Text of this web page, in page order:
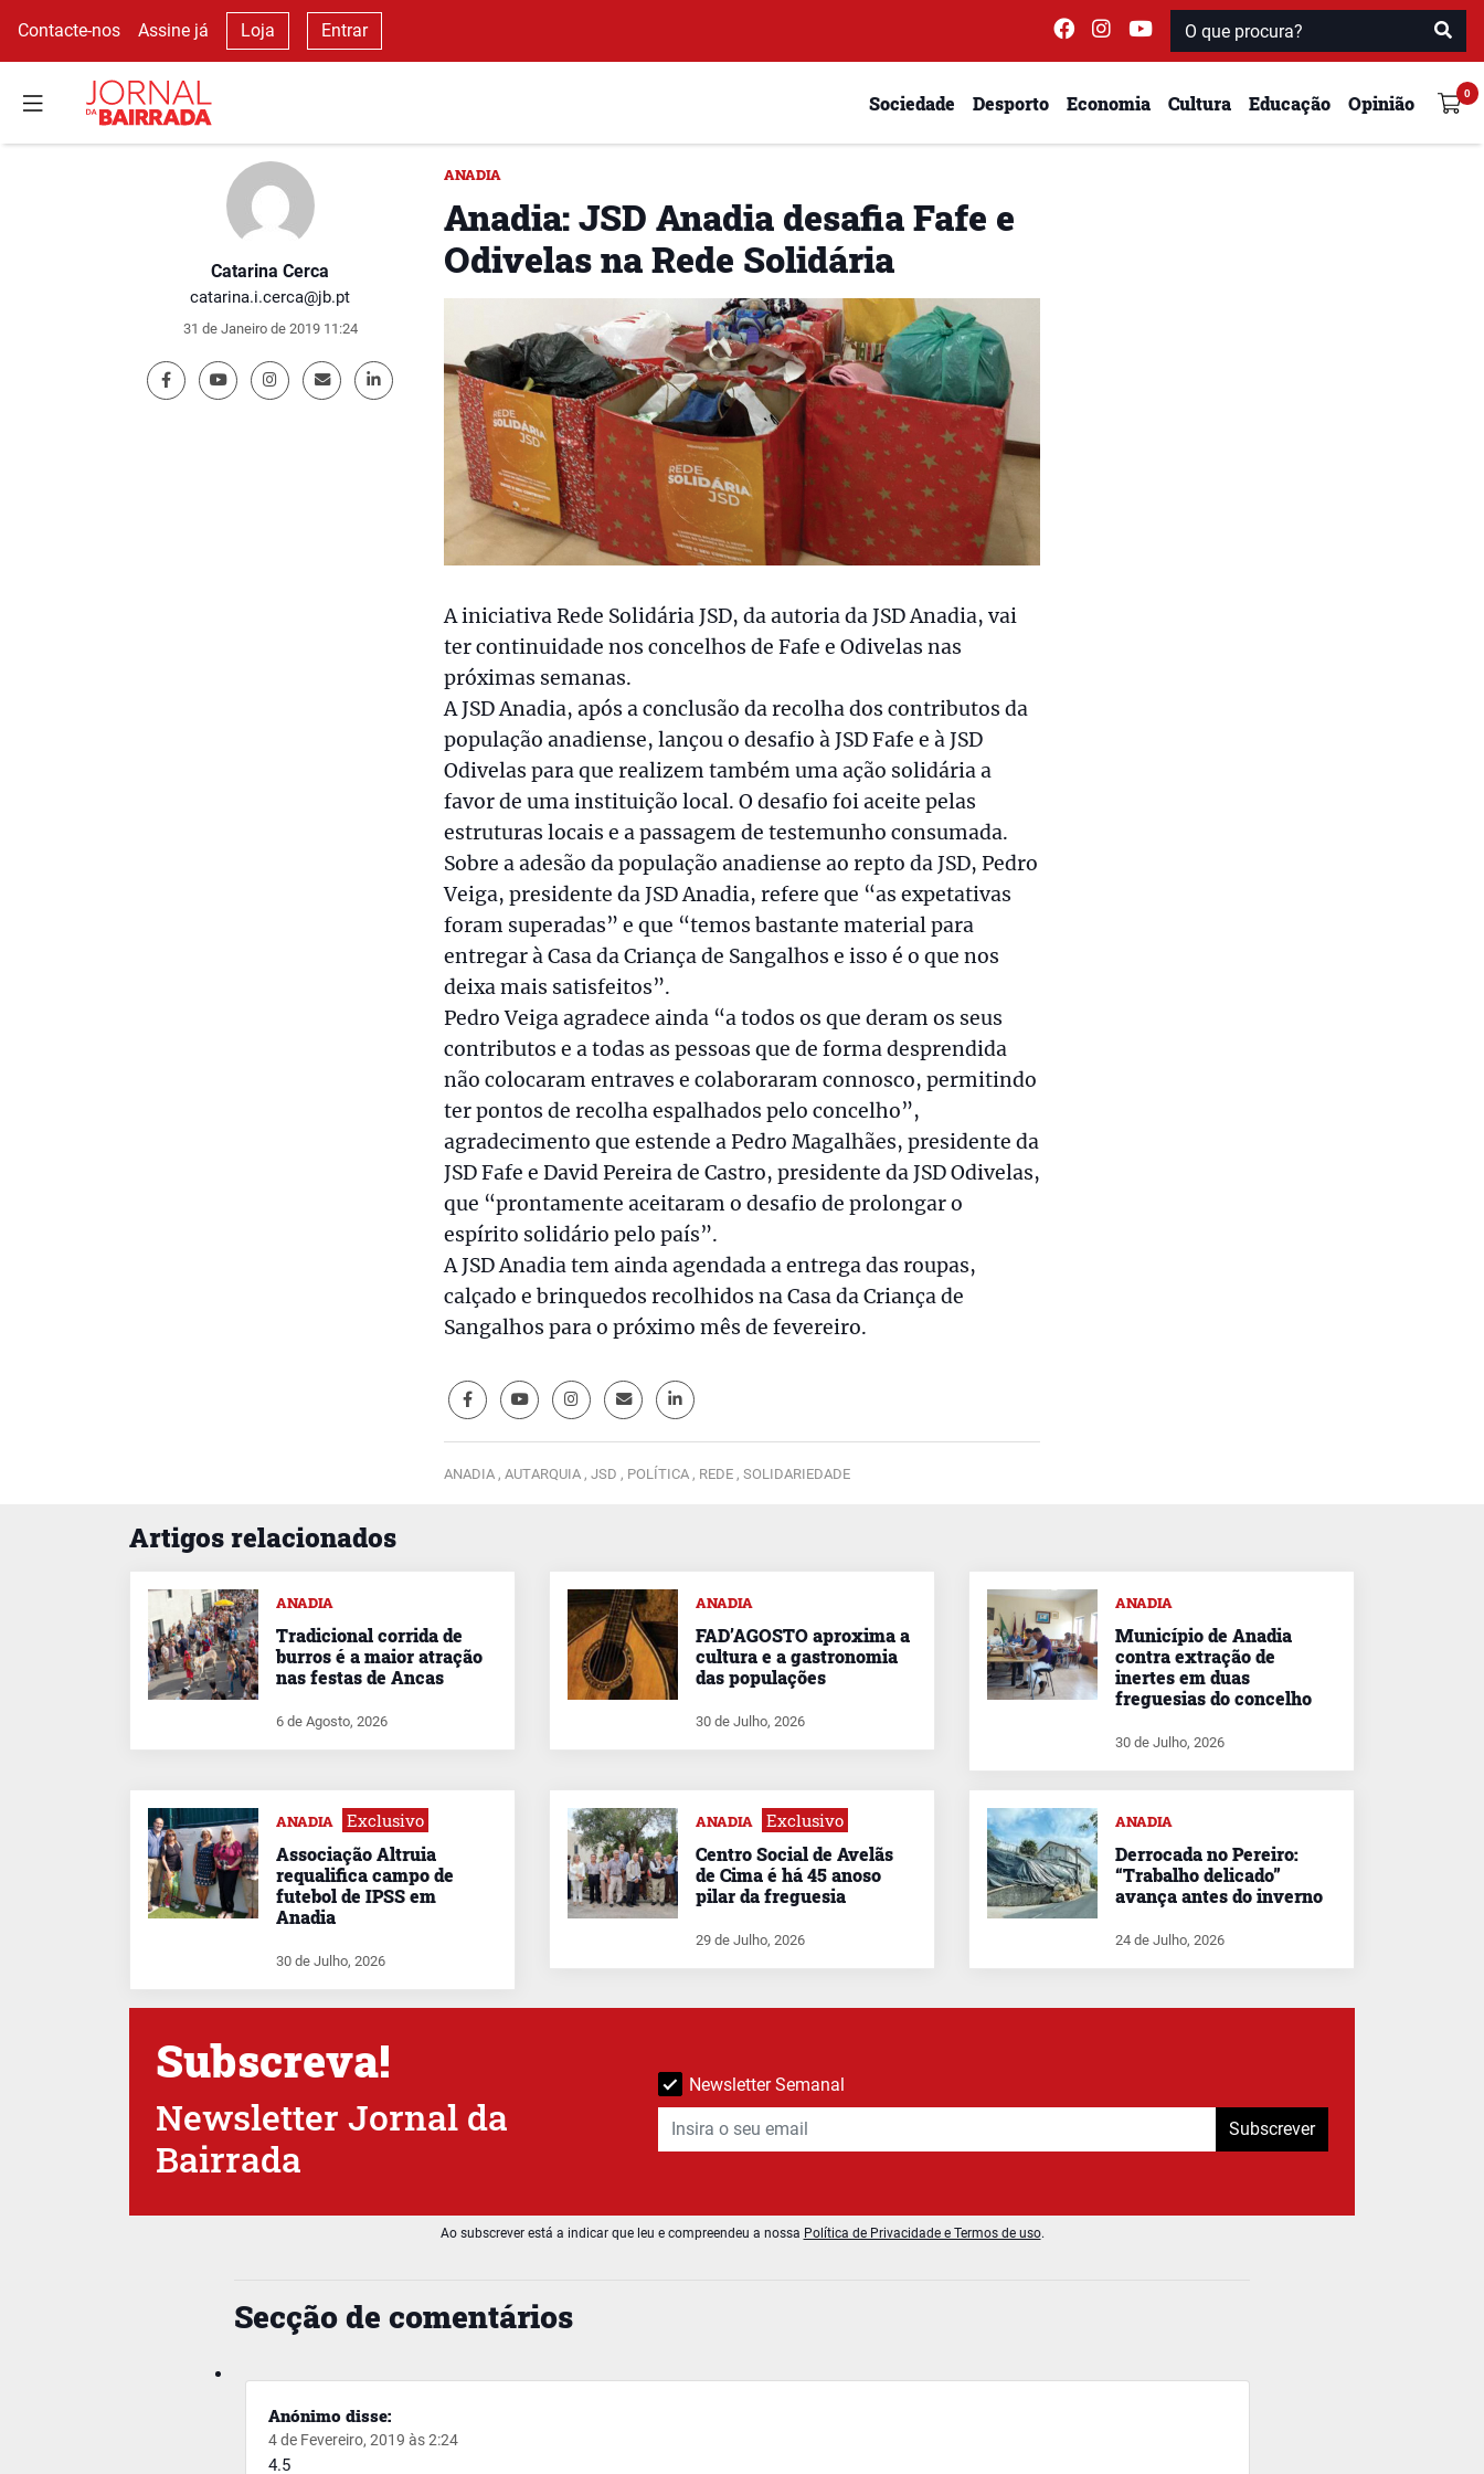
Contacte-nos Assine já Loja Entrar
Sociedade Desporto Economia Cultura Educação Opinião
Catarina Cerca
catarina.i.cerca@jb.pt
31 de Janeiro de 2019 11:24
ANADIA
Anadia: JSD Anadia desafia Fafe e
Odivelas na Rede Solidária
A iniciativa Rede Solidária JSD, da autoria da JSD Anadia, vai
ter continuidade nos concelhos de Fafe e Odivelas nas
próximas semanas.
A JSD Anadia, após a conclusão da recolha dos contributos da
população anadiense, lançou o desafio à JSD Fafe e à JSD
Odivelas para que realizem também uma ação solidária a
favor de uma instituição local. O desafio foi aceite pelas
estruturas locais e a passagem de testemunho consumada.
Sobre a adesão da população anadiense ao repto da JSD, Pedro
Veiga, presidente da JSD Anadia, refere que “as expetativas
foram superadas” e que “temos bastante material para
entregar à Casa da Criança de Sangalhos e isso é o que nos
deixa mais satisfeitos”.
Pedro Veiga agradece ainda “a todos os que deram os seus
contributos e a todas as pessoas que de forma desprendida
não colocaram entraves e colaboraram connosco, permitindo
ter pontos de recolha espalhados pelo concelho”,
agradecimento que estende a Pedro Magalhães, presidente da
JSD Fafe e David Pereira de Castro, presidente da JSD Odivelas,
que “prontamente aceitaram o desafio de prolongar o
espírito solidário pelo país”.
A JSD Anadia tem ainda agendada a entrega das roupas,
calçado e brinquedos recolhidos na Casa da Criança de
Sangalhos para o próximo mês de fevereiro.
ANADIA , AUTARQUIA , JSD , POLÍTICA , REDE , SOLIDARIEDADE
Artigos relacionados
Secção de comentários
Anónimo disse:
4 de Fevereiro, 2019 às 2:24
4.5
ANADIA
Tradicional corrida de
burros é a maior atração
nas festas de Ancas
6 de Agosto, 2026
ANADIA
FAD’AGOSTO aproxima a
cultura e a gastronomia
das populações
30 de Julho, 2026
ANADIA
Município de Anadia
contra extração de
inertes em duas
freguesias do concelho
30 de Julho, 2026
ANADIA Exclusivo
Associação Altruia
requalifica campo de
futebol de IPSS em
Anadia
30 de Julho, 2026
ANADIA Exclusivo
Centro Social de Avelãs
de Cima é há 45 anoso
pilar da freguesia
29 de Julho, 2026
ANADIA
Derrocada no Pereiro:
“Trabalho delicado”
avança antes do inverno
24 de Julho, 2026
Subscreva!
Newsletter Jornal da
Bairrada
Newsletter Semanal
Subscrever
Ao subscrever está a indicar que leu e compreendeu a nossa Política de Privacidade e Termos de uso.